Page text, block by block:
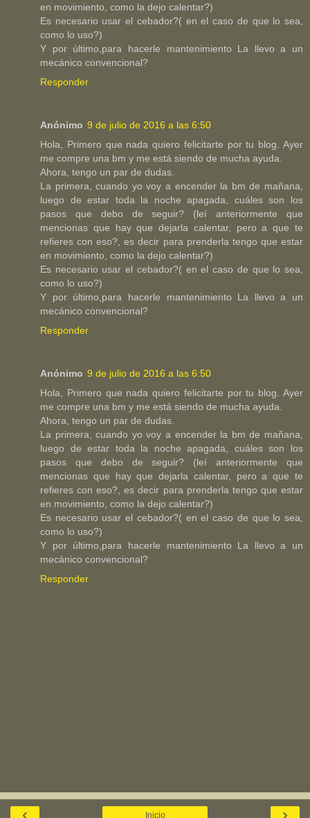
en movimiento, como la dejo calentar?)
Es necesario usar el cebador?( en el caso de que lo sea,
como lo uso?)
Y por último,para hacerle mantenimiento La llevo a un
mecánico convencional?
Responder
Anónimo 9 de julio de 2016 a las 6:50
Hola, Primero que nada quiero felicitarte por tu blog. Ayer
me compre una bm y me está siendo de mucha ayuda.
Ahora, tengo un par de dudas.
La primera, cuando yo voy a encender la bm de mañana,
luego de estar toda la noche apagada, cuáles son los
pasos que debo de seguir? (leí anteriormente que
mencionas que hay que dejarla calentar, pero a que te
refieres con eso?, es decir para prenderla tengo que estar
en movimiento, como la dejo calentar?)
Es necesario usar el cebador?( en el caso de que lo sea,
como lo uso?)
Y por último,para hacerle mantenimiento La llevo a un
mecánico convencional?
Responder
Anónimo 9 de julio de 2016 a las 6:50
Hola, Primero que nada quiero felicitarte por tu blog. Ayer
me compre una bm y me está siendo de mucha ayuda.
Ahora, tengo un par de dudas.
La primera, cuando yo voy a encender la bm de mañana,
luego de estar toda la noche apagada, cuáles son los
pasos que debo de seguir? (leí anteriormente que
mencionas que hay que dejarla calentar, pero a que te
refieres con eso?, es decir para prenderla tengo que estar
en movimiento, como la dejo calentar?)
Es necesario usar el cebador?( en el caso de que lo sea,
como lo uso?)
Y por último,para hacerle mantenimiento La llevo a un
mecánico convencional?
Responder
‹ ›
Inicio